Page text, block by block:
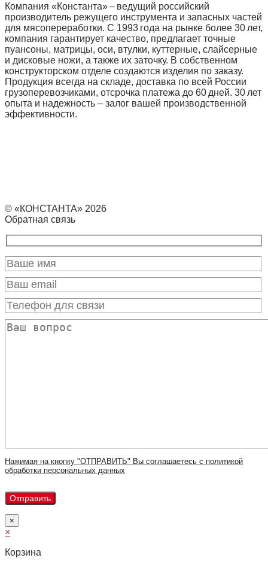
Компания «Константа» – ведущий российский
производитель режущего инструмента и запасных частей
для мясопереработки. С 1993 года на рынке более 30 лет,
компания гарантирует качество, предлагает точные
пуансоны, матрицы, оси, втулки, куттерные, слайсерные
и дисковые ножи, а также их заточку. В собственном
конструкторском отделе создаются изделия по заказу.
Продукция всегда на складе, доставка по всей России
грузоперевозчиками, отсрочка платежа до 60 дней. 30 лет
опыта и надежность – залог вашей производственной
эффективности.
© «КОНСТАНТА» 2026
Обратная связь
Нажимая на кнопку "ОТПРАВИТЬ" Вы соглашаетесь с политикой
обработки персональных данных
×
×
Корзина